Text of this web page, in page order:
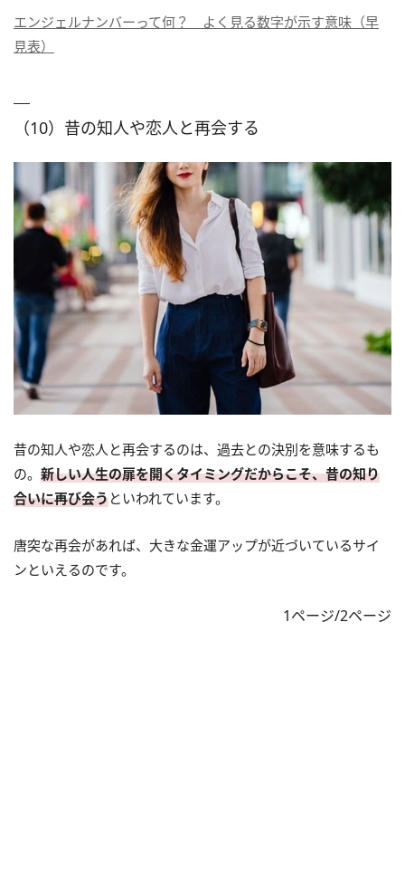
エンジェルナンバーって何？ よく見る数字が示す意味（早
見表）
（10）昔の知人や恋人と再会する
昔の知人や恋人と再会するのは、過去との決別を意味するも
の。 新しい人生の扉を開くタイミングだからこそ、昔の知り
合いに再び会うといわれています。
唐突な再会があれば、大きな金運アップが近づいているサイ
ンといえるのです。
1ページ/2ページ